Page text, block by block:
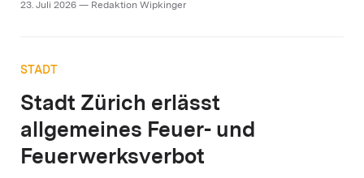
23. Juli 2026 — Redaktion Wipkinger
STADT
Stadt Zürich erlässt
allgemeines Feuer- und
Feuerwerksverbot